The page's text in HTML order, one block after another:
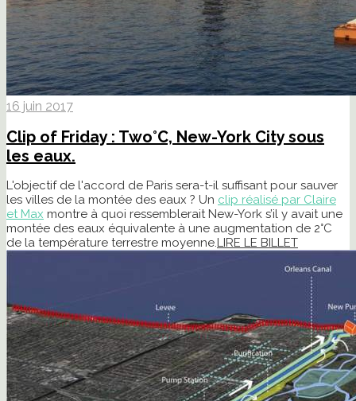
16 juin 2017
Clip of Friday : Two°C, New-York City sous
les eaux.
L'objectif de l'accord de Paris sera-t-il suffisant pour sauver
les villes de la montée des eaux ? Un clip réalisé par Claire
et Max montre à quoi ressemblerait New-York s’il y avait une
montée des eaux équivalente à une augmentation de 2°C
de la température terrestre moyenne.LIRE LE BILLET